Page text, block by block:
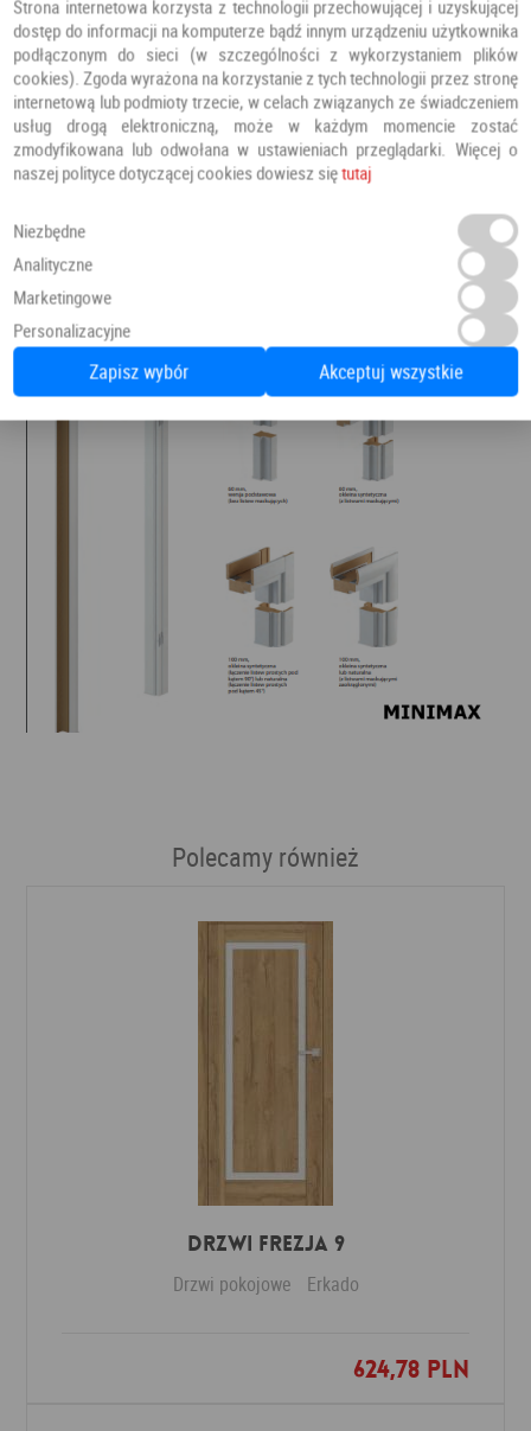
Polecamy również
DRZWI FREZJA 9
Drzwi pokojowe Erkado
624,78 PLN
Dodaj do ulubionych
Strona internetowa korzysta z technologii przechowującej i uzyskującej
dostęp do informacji na komputerze bądź innym urządzeniu użytkownika
podłączonym do sieci (w szczególności z wykorzystaniem plików
cookies). Zgoda wyrażona na korzystanie z tych technologii przez stronę
internetową lub podmioty trzecie, w celach związanych ze świadczeniem
usług drogą elektroniczną, może w każdym momencie zostać
zmodyfikowana lub odwołana w ustawieniach przeglądarki. Więcej o
naszej polityce dotyczącej cookies dowiesz siętutaj
Niezbędne
Analityczne
Marketingowe
Personalizacyjne
Zapisz wybór Akceptuj wszystkie